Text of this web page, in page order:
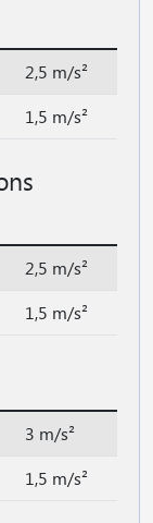
2,5 m/s²
1,5 m/s²
2,5 m/s²
1,5 m/s²
3 m/s²
1,5 m/s²